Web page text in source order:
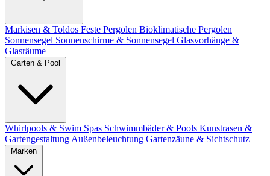
Markisen & Toldos Feste Pergolen Bioklimatische Pergolen
Sonnensegel Sonnenschirme & Sonnensegel Glasvorhänge &
Glasräume
Whirlpools & Swim Spas Schwimmbäder & Pools Kunstrasen &
Gartengestaltung Außenbeleuchtung Gartenzäune & Sichtschutz